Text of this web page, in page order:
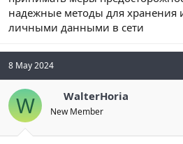
надежные методы для хранения
личными данными в сети
8 May 2024
W WalterHoria
New Member